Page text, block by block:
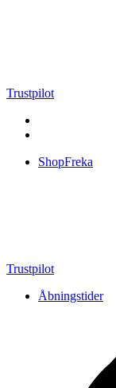
Trustpilot
ShopFreka
Trustpilot
Åbningstider